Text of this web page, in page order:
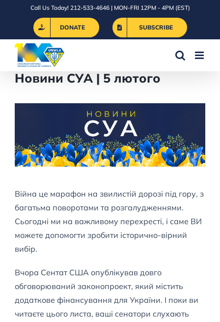
Call Us Today! 212-533-4646 | MON-FRI 12PM - 4PM (EST)
DONATE SUBSCRIBE
Новини СУА | 5 лютого
Війна це марафон на звилистій дорозі під гору, з
багатьма поворотами та розгалудженнями.
Сьогодні ми на важливому перехресті, і саме ВИ
можете допомогти зробити історично-вірний
вибір.
Вчора Сентат США опублікував довго
обговорюваний законопроект, який містить
додаткове фінансування для України. І поки ви
читаєте цього листа, ваші сенатори слухають